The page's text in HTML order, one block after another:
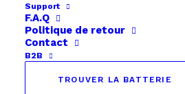
Support
F.A.Q
Politique de retour
Contact
B2B
TROUVER LA BATTERIE